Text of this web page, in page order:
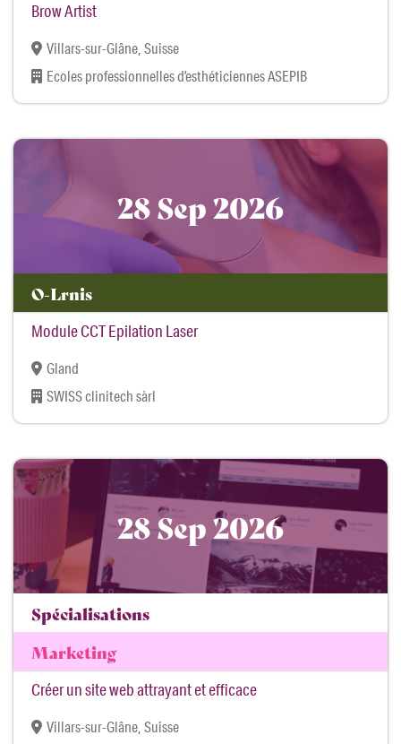
Brow Artist
Villars-sur-Glâne, Suisse
Ecoles professionnelles d’esthéticiennes ASEPIB
28 Sep 2026
O-Lrnis
Module CCT Epilation Laser
Gland
SWISS clinitech sàrl
28 Sep 2026
Spécialisations
Marketing
Créer un site web attrayant et efficace
Villars-sur-Glâne, Suisse